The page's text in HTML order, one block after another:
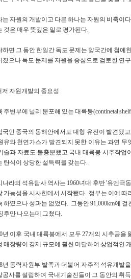
는 자원의 개발이고 다른 하나는 자원의 비축이
것은 매우 뜻깊은 일로 평가된다.
하면 그 동안 한일간 독도 문제는 양국간에 첨예
졌으나 독도 문제를 자원을 중심으로 검토한 연
저 자원개발의 중요성
주변부에 널리 분포해 있는 대륙붕(continetal
국인 중국의 동해안에서도 대형 유전이 발견됐
유와 천연가스가 발견되지 못한 이유는 과연
술과 자료도 불충분했고 국내 대륙붕 시추작
탄식이 상당한 설득력을 갖는다.
나라의 석유탐사 역사는 1960녀대 후반 '유엔극
가능성을 시사한데서 시작됐다. 정부는 이에 따
하였으나 성과는 없었다. 그동안 91,000km에
후만 나오는데 그쳤다.
년 이후 국내 대륙붕에서 모두 27개의 시추공
매장량이 경제 규모에 훨씬 미달하여 상업적인
년 동력자원부 발족과 더불어 자주적 석유개발
공사를 설립하여 국내기술진들이 그 동안의 취